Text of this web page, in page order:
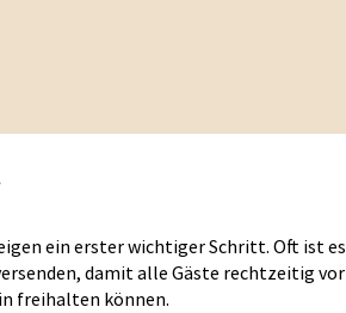
ein erster wichtiger Schritt. Oft ist es
damit alle Gäste rechtzeitig vor
freihalten können.